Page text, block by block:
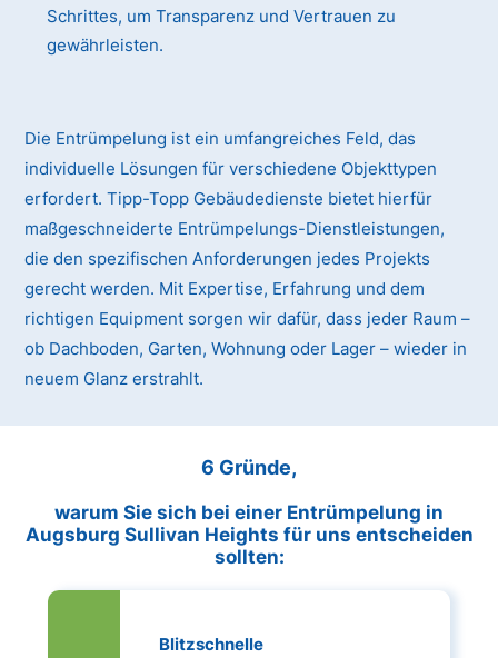
Schrittes, um Transparenz und Vertrauen zu
gewährleisten.
Die Entrümpelung ist ein umfangreiches Feld, das
individuelle Lösungen für verschiedene Objekttypen
erfordert. Tipp-Topp Gebäudedienste bietet hierfür
maßgeschneiderte Entrümpelungs-Dienstleistungen,
die den spezifischen Anforderungen jedes Projekts
gerecht werden. Mit Expertise, Erfahrung und dem
richtigen Equipment sorgen wir dafür, dass jeder Raum –
ob Dachboden, Garten, Wohnung oder Lager – wieder in
neuem Glanz erstrahlt.
6 Gründe,
warum Sie sich bei einer Entrümpelung in
Augsburg Sullivan Heights für uns entscheiden
sollten:
Blitzschnelle